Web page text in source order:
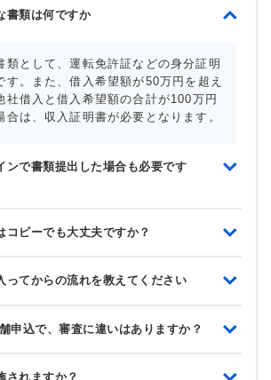
書類は何ですか
類として、運転免許証などの身分証明
す。また、借入希望額が50万円を超え
社借入と借入希望額の合計が100万円
合は、収入証明書が必要となります。
ンで書類提出した場合も必要です
コピーでも大丈夫ですか？
ってからの流れを教えてください
申込で、審査に違いはありますか？
されますか？